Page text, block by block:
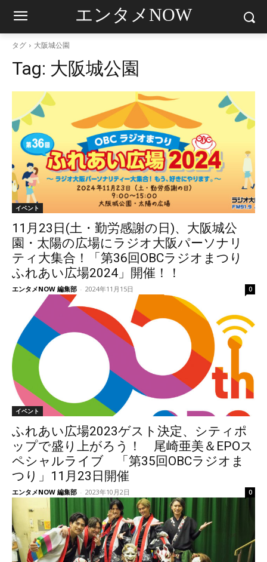
エンタメNOW
タグ 大阪城公園
Tag: 大阪城公園
イベント
11月23日(土・勤労感謝の日)、大阪城公
園・太陽の広場にラジオ大阪パーソナリ
ティ大集合！「第36回OBCラジオまつり
ふれあい広場2024」開催！！
エンタメNOW 編集部 - 2024年11月15日 0
イベント
ふれあい広場2023ゲスト決定、シティポ
ップで盛り上がろう！ 尾崎亜美＆EPOス
ペシャルライブ 「第35回OBCラジオま
つり」11月23日開催
エンタメNOW 編集部 - 2023年10月2日 0